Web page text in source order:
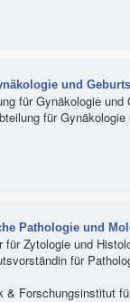
und
für Gynäkologie
für
Pathologie und
für Zytologie und
für
& Forschungsinstitut